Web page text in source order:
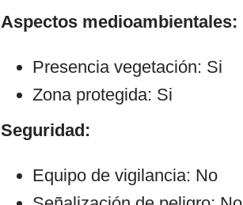
Aspectos medioambientales:
Presencia vegetación: Si
Zona protegida: Si
Seguridad:
Equipo de vigilancia: No